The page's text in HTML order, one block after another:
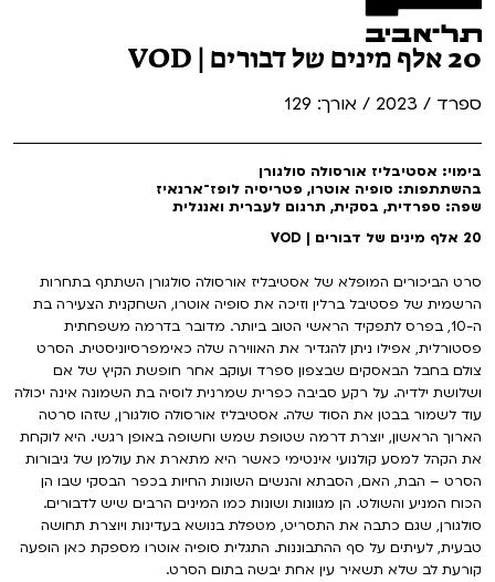
20 אלף מינים של דבורים | VOD
ספרד / 2023 / אורך: 129
בימוי: אסטיבליז אורסולה סולגורן
בהשתתפות: סופיה אוטרו, פטריסיה לופז־ארנאיז
שפה: ספרדית, בסקית, תרגום לעברית ואנגלית
20 אלף מינים של דבורים | VOD
סרט הביכורים המופלא של אסטיבליז אורסולה סולגורן השתתף בתחרות
הרשמית של פסטיבל ברלין וזיכה את סופיה אוטרו, השחקנית הצעירה בת
ה-10, בפרס לתפקיד הראשי הטוב ביותר. מדובר בדרמה משפחתית
פסטורלית, אפילו ניתן להגדיר את האווירה שלה כאימפרסיוניסטית. הסרט
צולם בחבל הבאסקים שבצפון ספרד ועוקב אחר חופשת הקיץ של אם
ושלושת ילדיה. על רקע סביבה כפרית שמרנית לוסיה בת השמונה אינה יכולה
עוד לשמור בבטן את הסוד שלה. אסטיבליז אורסולה סולגורן, שזהו סרטה
הארוך הראשון, יוצרת דרמה שטופת שמש וחשופה באופן רגשי. היא לוקחת
את הקהל למסע קולנועי אינטימי כאשר היא מתארת את עולמן של גיבורות
הסרט – הבת, האם, הסבתא והנשים השונות החיות בכפר הבסקי שבו הן
הכוח המניע והשולט. הן מגוונות ושונות כמו המינים הרבים שיש לדבורים.
סולגורן, שגם כתבה את התסריט, מטפלת בנושא בעדינות ויוצרת תחושה
טבעית, לעיתים על סף ההתבוננות. התגלית סופיה אוטרו מספקת כאן הופעה
קורעת לב שלא תשאיר עין אחת יבשה בתום הסרט.